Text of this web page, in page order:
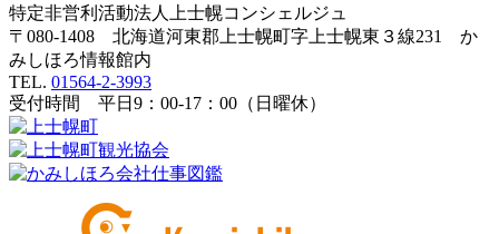
特定非営利活動法人
上士幌コンシェルジュ
〒080-1408 北海道河東郡上士幌町字上士幌東３線231 か
みしほろ情報館内
TEL. 01564-2-3993
受付時間 平日9：00-17：00（日曜休）